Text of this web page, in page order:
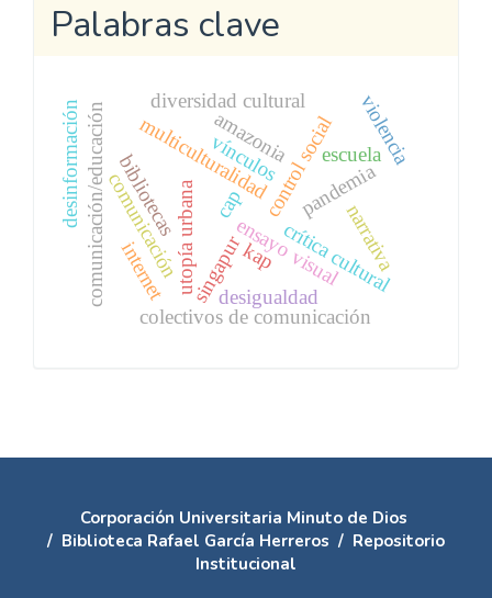
Palabras clave
ensayo visual
singapur
control social
multiculturalidad
utopía urbana crítica cultural
comunicación
diversidad cultural
comunicación/educación vínculos
desigualdad
colectivos de comunicación
pandemia
desinformación escuela
internet narrativa
amazonia violencia
cap
kap
bibliotecas
Corporación Universitaria Minuto de Dios
/ Biblioteca Rafael García Herreros / Repositorio
Institucional